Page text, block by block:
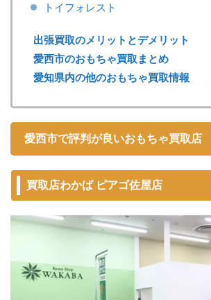
トイフォレスト
出張買取のメリットとデメリット
愛西市のおもちゃ買取まとめ
愛知県内の他のおもちゃ買取情報
愛西市で評判が良いおもちゃ買取店
買取店わかば ピアゴ佐屋店